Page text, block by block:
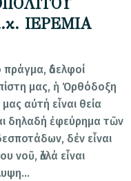
ΙΕΡΕΜΙΑ
ἀδελφοί
πίστη μας, ἡ Ὀρθόδοξη
αὐτή εἶναι θεία
δηλαδή ἐφεύρημα τῶν
δέν εἶναι
νοῦ, ἀλλά εἶναι